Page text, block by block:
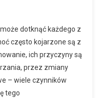
dotknąć każdego z
często kojarzone są z
ich przyczyny są
przez zmiany
– wiele czynników
tego